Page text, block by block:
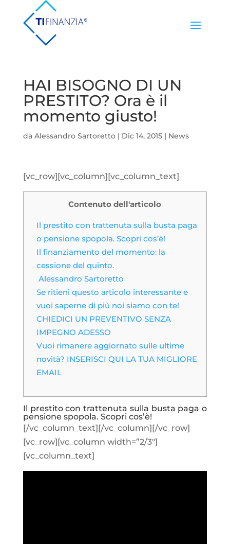
HAI BISOGNO DI UN
PRESTITO? Ora è il
momento giusto!
da Alessandro Sartoretto| Dic 14, 2015| News
[vc_row][vc_column][vc_column_text]
Contenuto dell'articolo
Il prestito con trattenuta sulla busta paga
o pensione spopola. Scopri cos’è!
Il finanziamento del momento: la
cessione del quinto.
Alessandro Sartoretto
Se ritieni questo articolo interessante e
vuoi saperne di più noi siamo con te!
CHIEDICI UN PREVENTIVO SENZA
IMPEGNO ADESSO
Vuoi rimanere aggiornato sulle ultime
novità? INSERISCI QUI LA TUA MIGLIORE
EMAIL
Il prestito con trattenuta sulla busta paga o
pensione spopola. Scopri cos’è!
[/vc_column_text][/vc_column][/vc_row]
[vc_row][vc_column width=”2/3″]
[vc_column_text]